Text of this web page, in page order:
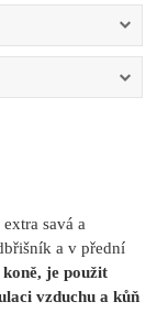
savá a
a v přední
je použit
vzduchu a kůň